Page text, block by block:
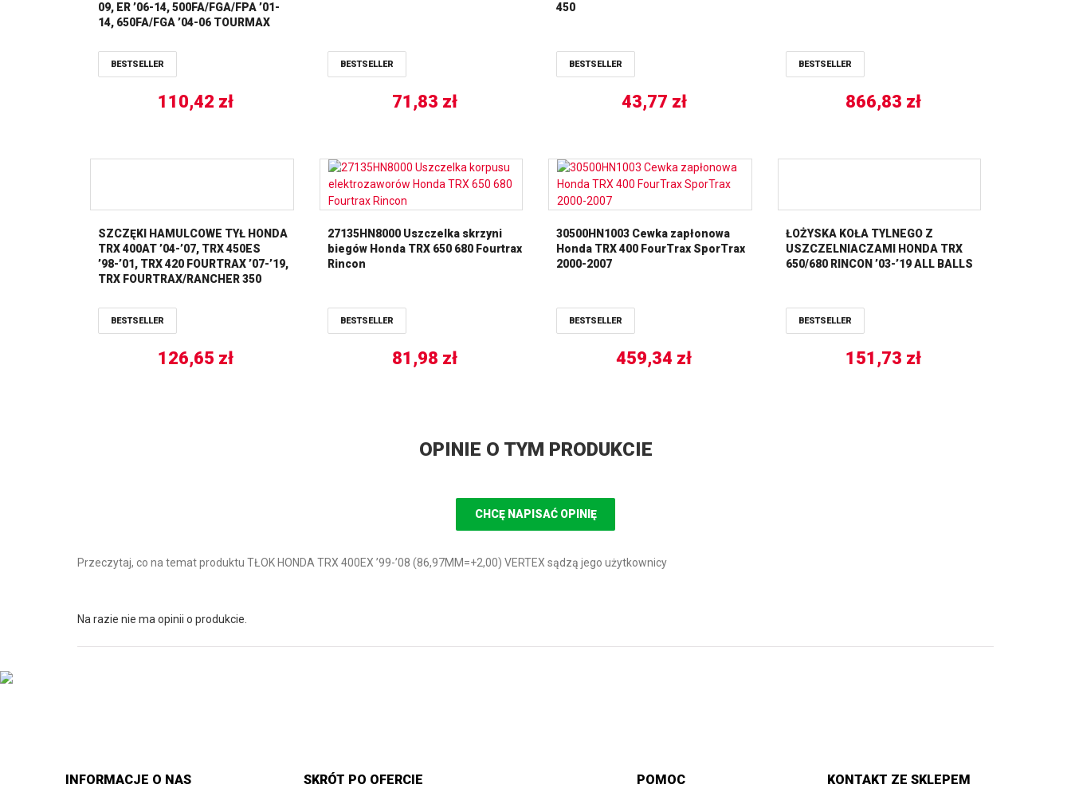
09, ER ’06-14, 500FA/FGA/FPA ’01-
14, 650FA/FGA ’04-06 TOURMAX
BESTSELLER
110,42 zł
BESTSELLER
71,83 zł
450
BESTSELLER
43,77 zł
BESTSELLER
866,83 zł
SZCZĘKI HAMULCOWE TYŁ HONDA
TRX 400AT ’04-’07, TRX 450ES
’98-’01, TRX 420 FOURTRAX ’07-’19,
TRX FOURTRAX/RANCHER 350
(160X30MM) NEWFREN
BESTSELLER
126,65 zł
27135HN8000 Uszczelka skrzyni
biegów Honda TRX 650 680 Fourtrax
Rincon
BESTSELLER
81,98 zł
30500HN1003 Cewka zapłonowa
Honda TRX 400 FourTrax SporTrax
2000-2007
BESTSELLER
459,34 zł
ŁOŻYSKA KOŁA TYLNEGO Z
USZCZELNIACZAMI HONDA TRX
650/680 RINCON ’03-’19 ALL BALLS
BESTSELLER
151,73 zł
OPINIE O TYM PRODUKCIE
CHCĘ NAPISAĆ OPINIĘ
Przeczytaj, co na temat produktu TŁOK HONDA TRX 400EX ’99-’08 (86,97MM=+2,00) VERTEX sądzą jego użytkownicy
Na razie nie ma opinii o produkcie.
INFORMACJE O NAS SKRÓT PO OFERCIE POMOC KONTAKT ZE SKLEPEM